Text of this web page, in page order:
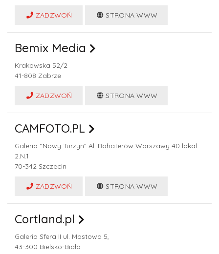
ZADZWOŃ STRONA WWW
Bemix Media
Krakowska 52/2
41-808 Zabrze
ZADZWOŃ STRONA WWW
CAMFOTO.PL
Galeria “Nowy Turzyn” Al. Bohaterów Warszawy 40 lokal
2.N.1
70-342 Szczecin
ZADZWOŃ STRONA WWW
Cortland.pl
Galeria Sfera II ul. Mostowa 5,
43-300 Bielsko-Biała